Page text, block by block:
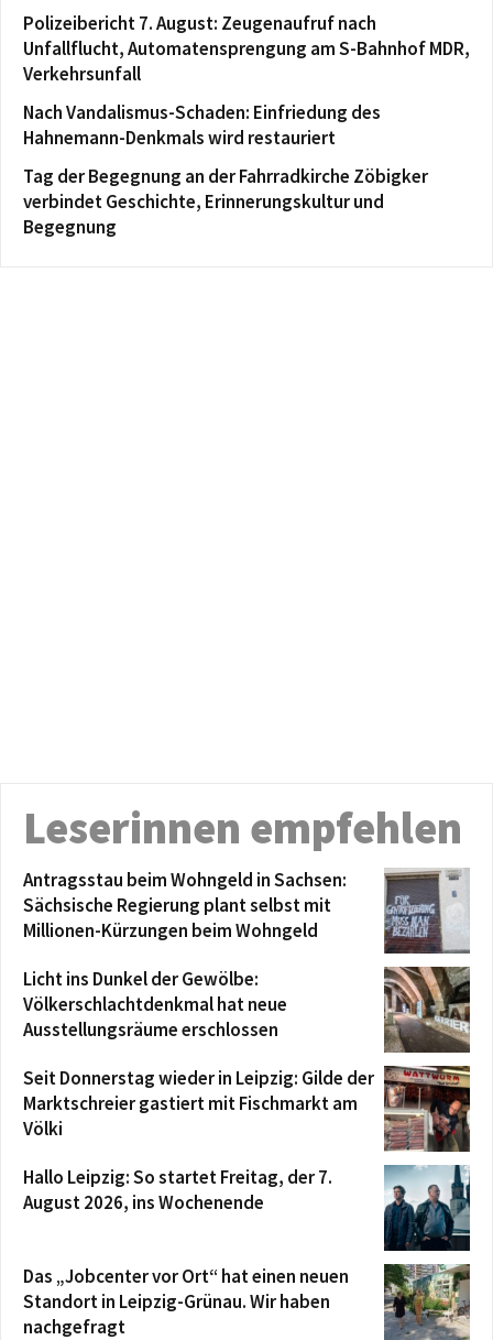
Polizeibericht 7. August: Zeugenaufruf nach
Unfallflucht, Automatensprengung am S-Bahnhof MDR,
Verkehrsunfall
Nach Vandalismus-Schaden: Einfriedung des
Hahnemann-Denkmals wird restauriert
Tag der Begegnung an der Fahrradkirche Zöbigker
verbindet Geschichte, Erinnerungskultur und
Begegnung
Leserinnen empfehlen
Antragsstau beim Wohngeld in Sachsen:
Sächsische Regierung plant selbst mit
Millionen-Kürzungen beim Wohngeld
Licht ins Dunkel der Gewölbe:
Völkerschlachtdenkmal hat neue
Ausstellungsräume erschlossen
Seit Donnerstag wieder in Leipzig: Gilde der
Marktschreier gastiert mit Fischmarkt am
Völki
Hallo Leipzig: So startet Freitag, der 7.
August 2026, ins Wochenende
Das „Jobcenter vor Ort“ hat einen neuen
Standort in Leipzig-Grünau. Wir haben
nachgefragt